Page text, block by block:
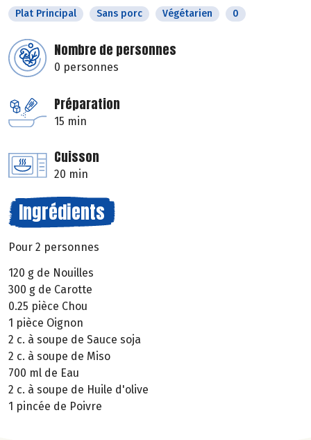
Plat Principal Sans porc Végétarien 0
Nombre de personnes
0 personnes
Préparation
15 min
Cuisson
20 min
Ingrédients
Pour 2 personnes
120 g de Nouilles
300 g de Carotte
0.25 pièce Chou
1 pièce Oignon
2 c. à soupe de Sauce soja
2 c. à soupe de Miso
700 ml de Eau
2 c. à soupe de Huile d'olive
1 pincée de Poivre